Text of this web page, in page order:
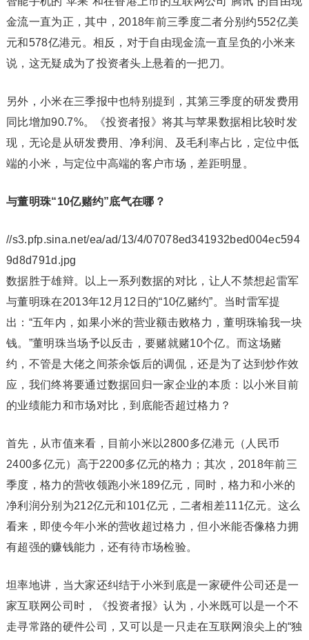
金流一直为正，其中，2018年前三季度二者分别约552亿美
元和578亿港元。相反，对于自由现金流一直呈负的小米来
说，这无疑成为了投资者头上悬着的一把刀。
另外，小米在三季报中也特别提到，其第三季度的研发费用
同比增加90.7%。《投资者报》将其与苹果数据相比较时发
现，无论是从研发费用、净利润、及毛利率占比，定位中低
端的小米，与定位中高端的客户市场，差距明显。
与董明珠“10亿赌约”底气在哪？
//s3.pfp.sina.net/ea/ad/13/4/07078ed341932bed004ec594
9d8d791d.jpg
数据胜于雄辩。以上一系列数据的对比，让人不禁想起雷军
与董明珠在2013年12月12日的“10亿赌约”。当时雷军提
出：“五年内，如果小米的营业额击败格力，董明珠输我一块
钱。”董明珠当场予以反击，要赌就赌10个亿。而这场赌
约，不管是大佬之间茶余饭后的调侃，还是为了达到炒作效
应，我们终将要通过数据回归一家企业的本质：以小米目前
的业绩能力和市场对比，到底能否超过格力？
首先，从市值来看，目前小米以2800多亿港元（人民币
2400多亿元）高于2200多亿元的格力；其次，2018年前三
季度，格力的营收领跑小米189亿元，同时，格力和小米的
净利润分别为212亿元和101亿元，二者相差111亿元。这么
看来，即使今年小米的营收超过格力，但小米能否像格力拥
有超强的赚钱能力，还有待市场检验。
坦率地讲，当大家还纠结于小米到底是一家硬件公司还是一
家互联网公司时，《投资者报》认为，小米既可以是一个不
走寻常路的硬件公司，又可以是一只走在互联网浪尖上的“独